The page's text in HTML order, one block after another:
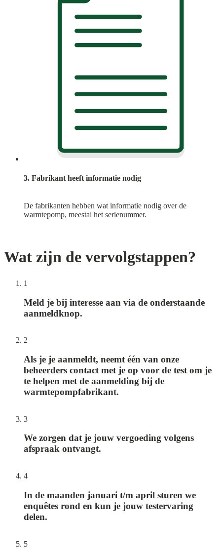
3. Fabrikant heeft informatie nodig
De fabrikanten hebben wat informatie nodig over de
warmtepomp, meestal het serienummer.
Wat zijn de vervolgstappen?
1
Meld je bij interesse aan via de onderstaande
aanmeldknop.
2
Als je je aanmeldt, neemt één van onze
beheerders contact met je op voor de test om je
te helpen met de aanmelding bij de
warmtepompfabrikant.
3
We zorgen dat je jouw vergoeding volgens
afspraak ontvangt.
4
In de maanden januari t/m april sturen we
enquêtes rond en kun je jouw testervaring
delen.
5